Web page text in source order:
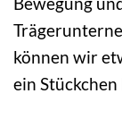
können wir
ein